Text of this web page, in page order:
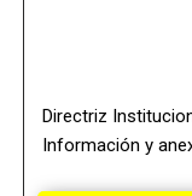
Directriz
Información y